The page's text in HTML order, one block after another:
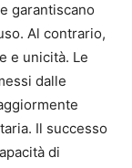
garantiscano
Al contrario,
e unicità. Le
dalle
Il successo
di